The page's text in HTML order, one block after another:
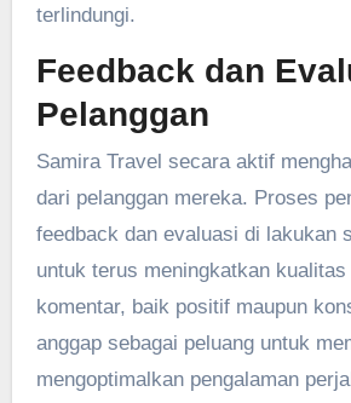
terlindungi.
Feedback dan
Pelanggan
Samira Travel secara aktif
dari pelanggan mereka. Proses
feedback dan evaluasi di lakukan
untuk terus meningkatkan
komentar, baik positif maupun
anggap sebagai peluang untuk
mengoptimalkan pengalaman